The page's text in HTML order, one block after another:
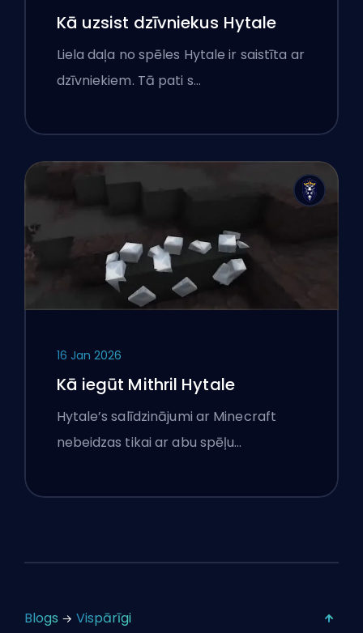
Kā uzsist dzīvniekus Hytale
Liela daļa no spēles Hytale ir saistīta ar
dzīvniekiem. Tā pati s…
16 Jan 2026
Kā iegūt Mithril Hytale
Hytale’s salīdzinājumi ar Minecraft
nebeidzas tikai ar abu spēļu…
Blogs Vispārīgi